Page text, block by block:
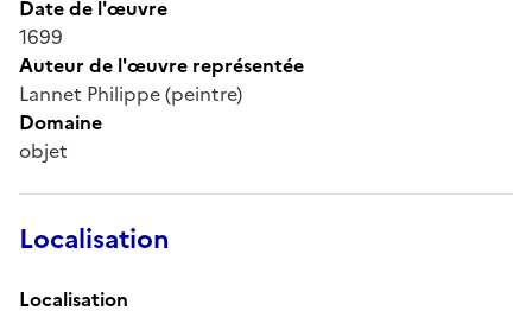
Date de l'œuvre
1699
Auteur de l'œuvre représentée
Lannet Philippe (peintre)
Domaine
objet
Localisation
Localisation